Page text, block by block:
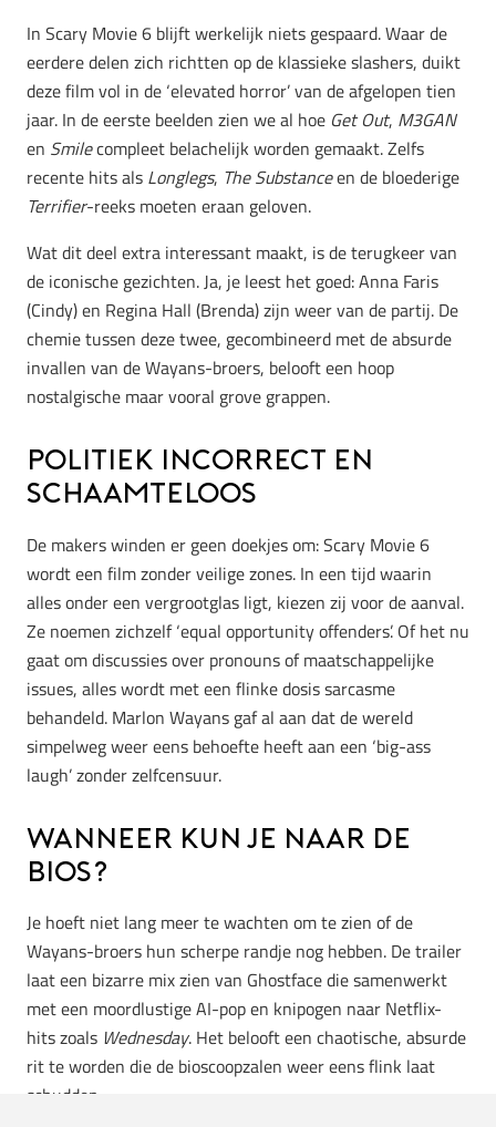
In Scary Movie 6 blijft werkelijk niets gespaard. Waar de
eerdere delen zich richtten op de klassieke slashers, duikt
deze film vol in de ‘elevated horror’ van de afgelopen tien
jaar. In de eerste beelden zien we al hoe Get Out, M3GAN
en Smilecompleet belachelijk worden gemaakt. Zelfs
recente hits als Longlegs, The Substanceen de bloederige
Terrifier-reeks moeten eraan geloven.
Wat dit deel extra interessant maakt, is de terugkeer van
de iconische gezichten. Ja, je leest het goed: Anna Faris
(Cindy) en Regina Hall (Brenda) zijn weer van de partij. De
chemie tussen deze twee, gecombineerd met de absurde
invallen van de Wayans-broers, belooft een hoop
nostalgische maar vooral grove grappen.
Politiek incorrect en
schaamteloos
De makers winden er geen doekjes om: Scary Movie 6
wordt een film zonder veilige zones. In een tijd waarin
alles onder een vergrootglas ligt, kiezen zij voor de aanval.
Ze noemen zichzelf ‘equal opportunity offenders’. Of het nu
gaat om discussies over pronouns of maatschappelijke
issues, alles wordt met een flinke dosis sarcasme
behandeld. Marlon Wayans gaf al aan dat de wereld
simpelweg weer eens behoefte heeft aan een ‘big-ass
laugh’ zonder zelfcensuur.
Wanneer kun je naar de
bios?
Je hoeft niet lang meer te wachten om te zien of de
Wayans-broers hun scherpe randje nog hebben. De trailer
laat een bizarre mix zien van Ghostface die samenwerkt
met een moordlustige AI-pop en knipogen naar Netflix-
hits zoals Wednesday. Het belooft een chaotische, absurde
rit te worden die de bioscoopzalen weer eens flink laat
schudden.